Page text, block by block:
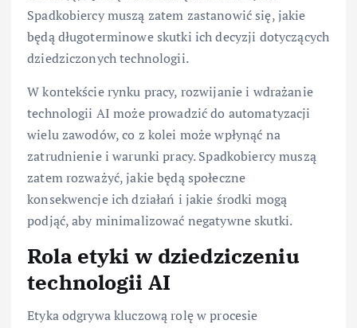
Spadkobiercy muszą zatem zastanowić się, jakie
będą długoterminowe skutki ich decyzji dotyczących
dziedziczonych technologii.
W kontekście rynku pracy, rozwijanie i wdrażanie
technologii AI może prowadzić do automatyzacji
wielu zawodów, co z kolei może wpłynąć na
zatrudnienie i warunki pracy. Spadkobiercy muszą
zatem rozważyć, jakie będą społeczne
konsekwencje ich działań i jakie środki mogą
podjąć, aby minimalizować negatywne skutki.
Rola etyki w dziedziczeniu
technologii AI
Etyka odgrywa kluczową rolę w procesie